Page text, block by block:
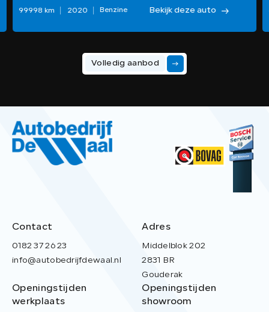
99998 km 2020 Benzine Bekijk deze auto
Volledig aanbod
Contact
0182 37 26 23
info@autobedrijfdewaal.nl
Adres
Middelblok 202
2831 BR
Gouderak
Openingstijden
werkplaats
Openingstijden
showroom